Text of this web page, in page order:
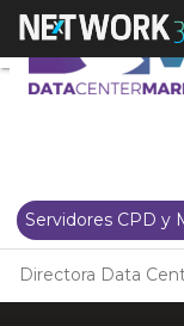
Servidores CPD y
Directora Data